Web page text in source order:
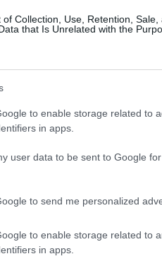
Collection, Use, Retention, Sale,
that Is Unrelated with the
to enable storage related to
in apps.
user data to be sent to Google
to send me personalized
to enable storage related to
in apps.
με μία στρώση,
με το μείγμα των